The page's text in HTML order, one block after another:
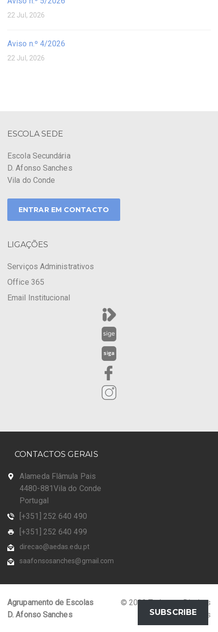
22 Jul, 2026
Aviso n.º 4/2026
22 Jul, 2026
ESCOLA SEDE
Escola Secundária
D. Afonso Sanches
Vila do Conde
ENTRAR EM CONTACTO
LIGAÇÕES
Serviços Administrativos
Office 365
Email Institucional
CONTACTOS GERAIS
Alameda Flâmula Pais
4480-881Vila do Conde
Portugal
[+351] 252 640 490
[+351] 252 640 499
direcao@aedas.edu.pt
saafonsosanches@gmail.com
Agrupamento de Escolas
D. Afonso Sanches
© 2023 Todos os Direitos
Reservados
SUBSCRIBE